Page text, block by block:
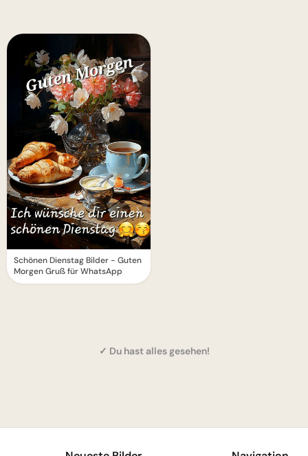
Schönen Dienstag Bilder - Guten
Morgen Gruß für WhatsApp
✓ Du hast alles gesehen!